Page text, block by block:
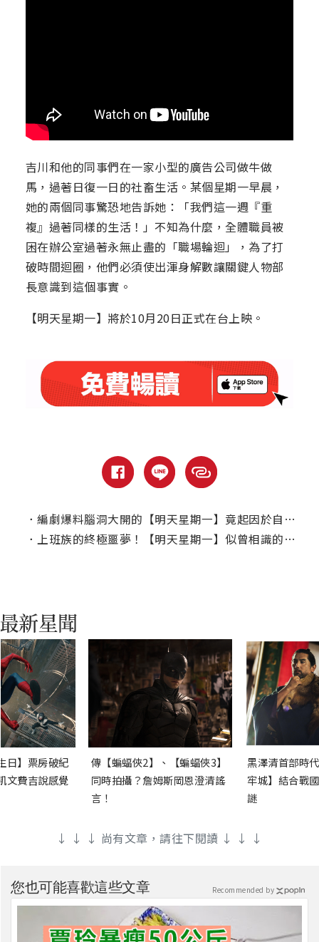
吉川和他的同事們在一家小型的廣告公司做牛做
馬，過著日復一日的社畜生活。某個星期一早晨，
她的兩個同事驚恐地告訴她：「我們這一週『重
複』過著同樣的生活！」不知為什麼，全體職員被
困在辦公室過著永無止盡的「職場輪迴」，為了打
破時間迴圈，他們必須使出渾身解數讓關鍵人物部
長意識到這個事實。
【明天星期一】將於10月20日正式在台上映。
． 編劇爆料腦洞大開的【明天星期一】竟起因於自家老闆的社群貼文！
． 上班族的終極噩夢！【明天星期一】似曾相識的「社畜人生」引共鳴
日】票房破紀
文費吉說感覺
傳【蝙蝠俠2】、【蝙蝠俠3】
同時拍攝？詹姆斯岡恩澄清謠
言！
黑澤清首部時
牢城】結合戰
謎
↓ ↓ ↓ 尚有文章，請往下閱讀 ↓ ↓ ↓
您也可能喜歡這些文章 Recommended by